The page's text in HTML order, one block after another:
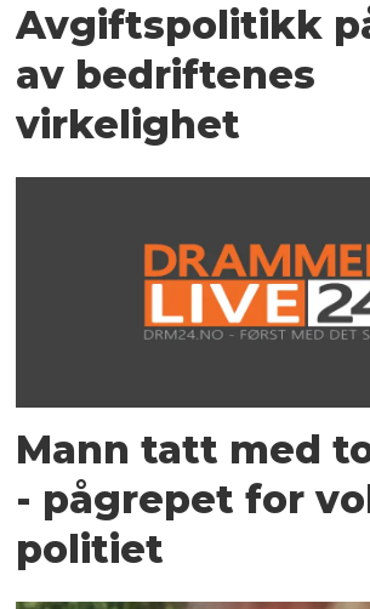
Avgiftspolitikk
av bedriftenes
virkelighet
Mann tatt med
- pågrepet for
politiet